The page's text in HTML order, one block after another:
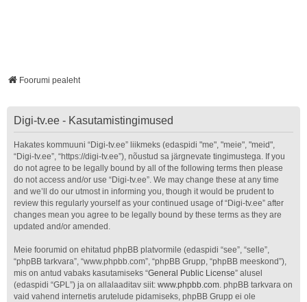
Foorumi pealeht
Digi-tv.ee - Kasutamistingimused
Hakates kommuuni “Digi-tv.ee” liikmeks (edaspidi "me", "meie", "meid",
“Digi-tv.ee”, “https://digi-tv.ee”), nõustud sa järgnevate tingimustega. If you
do not agree to be legally bound by all of the following terms then please
do not access and/or use “Digi-tv.ee”. We may change these at any time
and we’ll do our utmost in informing you, though it would be prudent to
review this regularly yourself as your continued usage of “Digi-tv.ee” after
changes mean you agree to be legally bound by these terms as they are
updated and/or amended.
Meie foorumid on ehitatud phpBB platvormile (edaspidi “see”, “selle”,
“phpBB tarkvara”, “www.phpbb.com”, “phpBB Grupp, “phpBB meeskond”),
mis on antud vabaks kasutamiseks “General Public License” alusel
(edaspidi “GPL”) ja on allalaaditav siit: www.phpbb.com. phpBB tarkvara on
vaid vahend internetis arutelude pidamiseks, phpBB Grupp ei ole